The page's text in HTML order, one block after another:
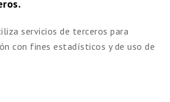
servicios de terceros para
con fines estadísticos y de uso de